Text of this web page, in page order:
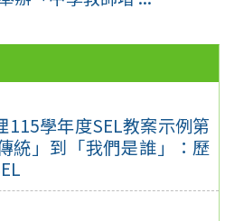
115學年度SEL教案示例第
統」到「我們是誰」：歷